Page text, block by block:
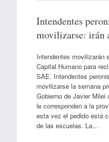
Intendentes
movilizarse: irán
Intendentes movilizarán
Capital Humano para
SAE. Intendentes
movilizarse la semana
Gobierno de Javier Milei
le corresponden a la
esta vez el pedido está
de las escuelas. La…